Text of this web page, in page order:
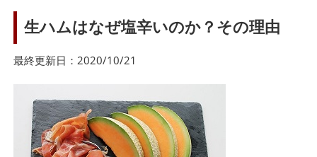
生ハムはなぜ塩辛いのか？その理由
最終更新日：2020/10/21